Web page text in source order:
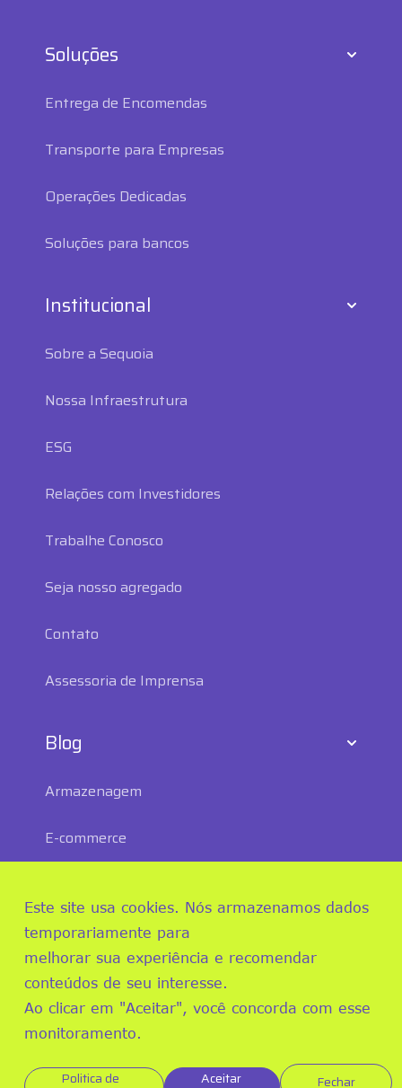
Este site usa cookies. Nós armazenamos dados
temporariamente para
melhorar sua experiência e recomendar
conteúdos de seu interesse.
Ao clicar em "Aceitar", você concorda com esse
monitoramento.
Politica de Aceitar Fechar
Soluções
Entrega de Encomendas
Transporte para Empresas
Operações Dedicadas
Soluções para bancos
Institucional
Sobre a Sequoia
Nossa Infraestrutura
ESG
Relações com Investidores
Trabalhe Conosco
Seja nosso agregado
Contato
Assessoria de Imprensa
Blog
Armazenagem
E-commerce
ESG
Transporte e Distribuição